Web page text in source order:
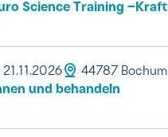
Science Training –Kraft
44787 Bochum
und behandeln